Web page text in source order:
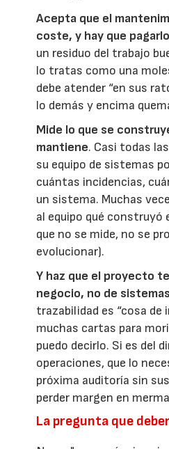
Acepta que el
coste, y hay que pagarlo
un residuo del trabajo
lo tratas como una
debe atender “en sus
lo demás y encima
Mide lo que se
mantiene. Casi todas
su equipo de sistemas
cuántas incidencias,
un sistema. Muchas
al equipo qué
que no se mide, no se
evolucionar).
Y haz que el proyecto
negocio, no de sistemas
trazabilidad es “cosa
muchas cartas para
puedo decirlo. Si es del
operaciones, que lo
próxima auditoría sin
perder margen en
La pregunta que